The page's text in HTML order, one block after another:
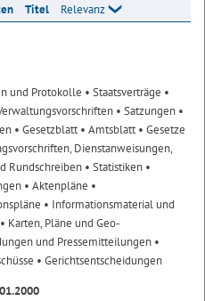
Titel Relevanz
und Protokolle • Staatsverträge •
• Satzungen •
• Gesetzblatt• Amtsblatt• Gesetze
Dienstanweisungen,
Rundschreiben • Statistiken •
• Aktenpläne •
• Informationsmaterial und
• Karten, Pläne und Geo-
und Pressemitteilungen •
• Gerichtsentscheidungen